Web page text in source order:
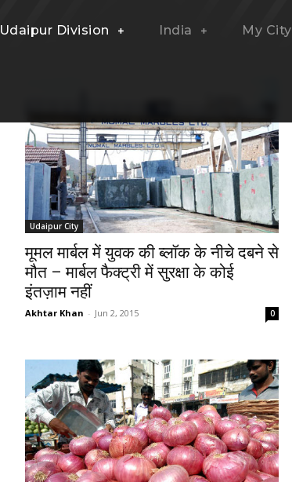
Udaipur Division India My City
Udaipur City
मूमल मार्बल में युवक की ब्लॉक के नीचे दबने से
मौत – मार्बल फैक्ट्री में सुरक्षा के कोई
इंतज़ाम नहीं
Akhtar Khan - Jun 2, 2015 0